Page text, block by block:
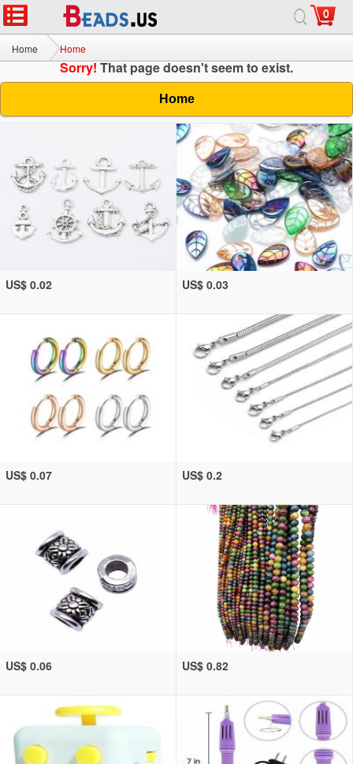
0
Home Home
Sorry!That page doesn't seem to exist.
Home
US$ 0.02 US$ 0.03
US$ 0.07 US$ 0.2
US$ 0.06 US$ 0.82